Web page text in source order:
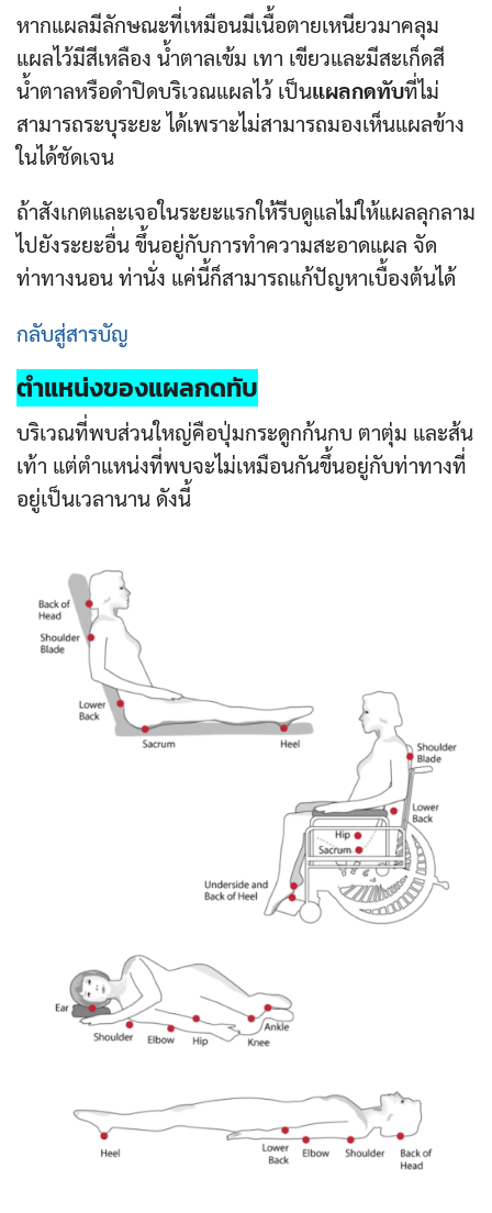
หากแผลมีลักษณะที่เหมือนมีเนื้อตายเหนียวมาคลุม
แผลไว้มีสีเหลือง น้ำตาลเข้ม เทา เขียวและมีสะเก็ดสี
น้ำตาลหรือดำปิดบริเวณแผลไว้ เป็นแผลกดทับที่ไม่
สามารถระบุระยะ ได้เพราะไม่สามารถมองเห็นแผลข้าง
ในได้ชัดเจน
ถ้าสังเกตและเจอในระยะแรกให้รีบดูแลไม่ให้แผลลุกลาม
ไปยังระยะอื่น ขึ้นอยู่กับการทำความสะอาดแผล จัด
ท่าทางนอน ท่านั่ง แค่นี้ก็สามารถแก้ปัญหาเบื้องต้นได้
กลับสู่สารบัญ
ตำแหน่งของแผลกดทับ
บริเวณที่พบส่วนใหญ่คือปุ่มกระดูกก้นกบ ตาตุ่ม และส้น
เท้า แต่ตำแหน่งที่พบจะไม่เหมือนกันขึ้นอยู่กับท่าทางที่
อยู่เป็นเวลานาน ดังนี้